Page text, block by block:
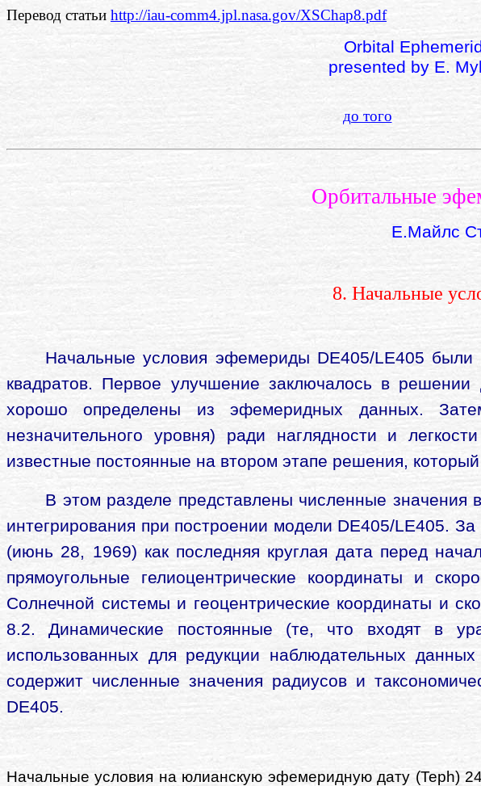
Перевод статьи http://iau-comm4.jpl.nasa.gov/XSChap8.pdf
Orbital
presented by E.
до того
Орбитальные
Е.Майлс
8. Начальные
Начальные условия эфемериды DE405/LE405 были
квадратов. Первое улучшение заключалось в
хорошо определены из эфемеридных данных.
незначительного уровня) ради наглядности и
известные постоянные на втором этапе решения,
В этом разделе представлены численные значения
интегрирования при построении модели DE405/LE405.
(июнь 28, 1969) как последняя круглая дата перед
прямоугольные гелиоцентрические координаты и
Солнечной системы и геоцентрические координаты и
8.2. Динамические постоянные (те, что входят в
использованных для редукции наблюдательных
содержит численные значения радиусов и
DE405.
Начальные условия на юлианскую эфемеридную дату (Teph)